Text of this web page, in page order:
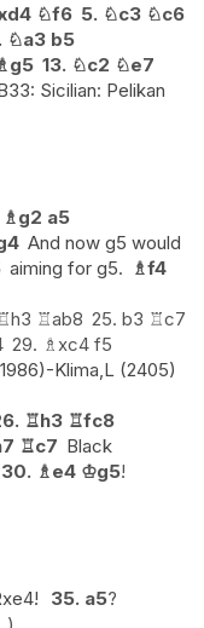
♘f6 5. ♘c3 ♘c6
♘a3 b5
♗ g5 13. ♘c2 ♘e7
Sicilian: Pelikan
♗ g2 a5
And now g5 would
aiming for g5. ♗f4
h3 ♖ab8 25. b3 ♖c7
29. ♗ xc4 f5
Klima,L (2405)
♖h3 ♖fc8
♖c7 Black
30. ♗ e4 ♔g5!
35. a5?